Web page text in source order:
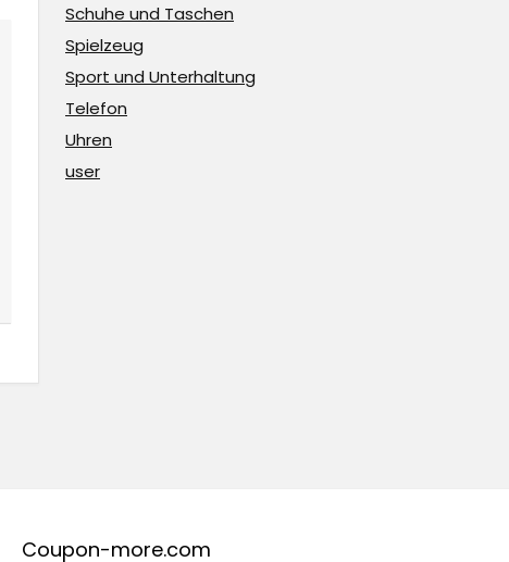
Schuhe und Taschen
Spielzeug
Sport und Unterhaltung
Telefon
Uhren
user
Coupon-more.com